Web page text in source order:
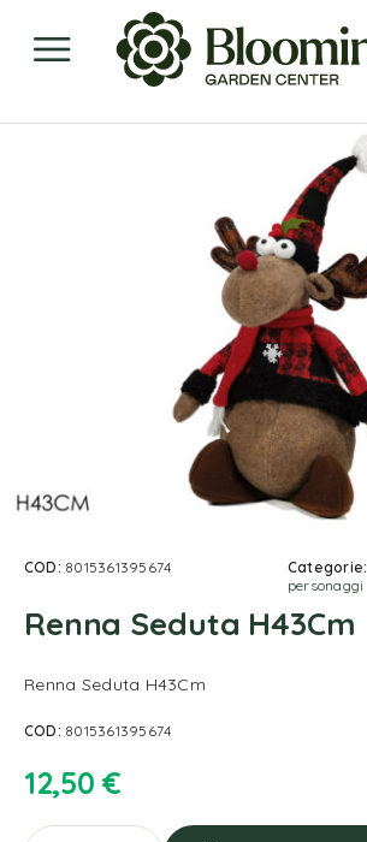
COD: 8015361395674 Categorie:
personaggi
Renna Seduta H43Cm
Renna Seduta H43Cm
COD: 8015361395674
12,50 €